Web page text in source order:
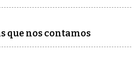
que nos contamos